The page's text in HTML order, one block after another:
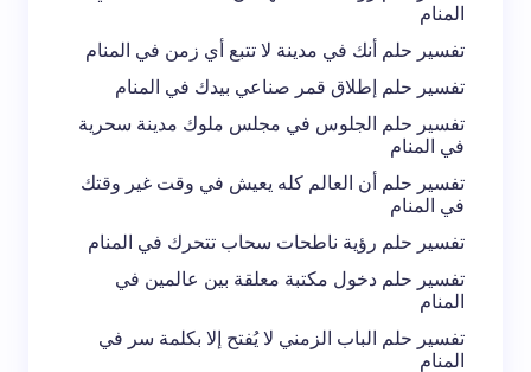
المنام
تفسير حلم أنك في مدينة لا تتبع أي زمن في المنام
تفسير حلم إطلاق قمر صناعي بيدك في المنام
تفسير حلم الجلوس في مجلس ملوك مدينة سحرية
في المنام
تفسير حلم أن العالم كله يعيش في وقت غير وقتك
في المنام
تفسير حلم رؤية ناطحات سحاب تتحرك في المنام
تفسير حلم دخول مكتبة معلقة بين عالمين في
المنام
تفسير حلم الباب الزمني لا يُفتح إلا بكلمة سر في
المنام